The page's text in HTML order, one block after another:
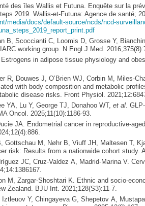
des îles Wallis et Futuna. Enquête sur la
2019. Wallis-et-Futuna: Agence de santé;
media/docs/default-source/ncds/ncd-
B, Scoccianti C, Loomis D, Grosse Y,
working group. N Engl J Med.
Estrogens in adipose tissue physiology and
R, Douwes J, O’Brien WJ, Corbin M, Miles-
with body composition and metabolic
disease risks. Front Physiol.
YA, Lu Y, George TJ, Donahoo WT, et al.
Oncol. 2025;11(10):1186-93.
JA. Endometrial cancer in reproductive-
Gottschau M, Nøhr B, Viuff JH, Maltesen T,
risk: Results from a nationwide cohort study.
JC, Cruz-Valdez A, Madrid-Marina V.
M, Zargar-Shoshtari K. Ethnic and socio-
Zealand. BJU Int. 2021;128(S3):11-7.
Iztleuov Y, Chingayeva G, Shepetov A,